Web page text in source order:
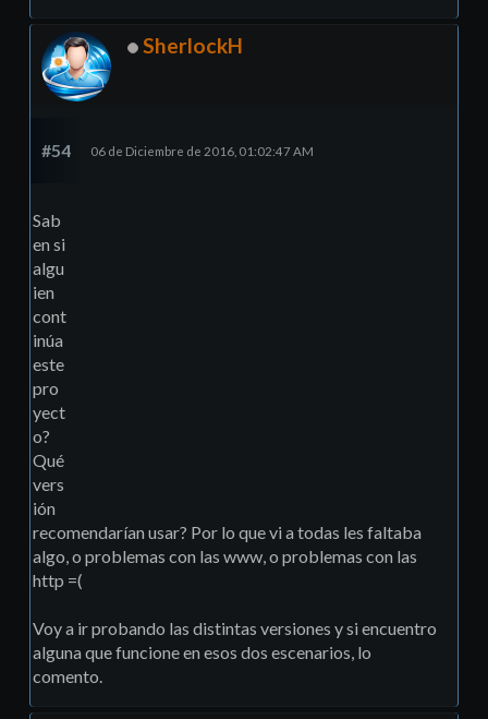
SherlockH
#54 06 de Diciembre de 2016, 01:02:47 AM
Sab
en si
algu
ien
cont
inúa
este
pro
yect
o?
Qué
vers
ión
recomendarían usar? Por lo que vi a todas les faltaba
algo, o problemas con las www, o problemas con las
http =(
Voy a ir probando las distintas versiones y si encuentro
alguna que funcione en esos dos escenarios, lo
comento.